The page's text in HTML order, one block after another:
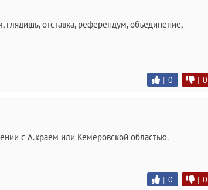
отставка, референдум, объединение,
| 0 | 0
с А.краем или Кемеровской областью.
| 0 | 0